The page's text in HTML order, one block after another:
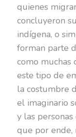
quienes
concluyeron
indígena, o
forman parte
como muchas
este tipo de
la costumbre
el imaginario
y las
que por ende,